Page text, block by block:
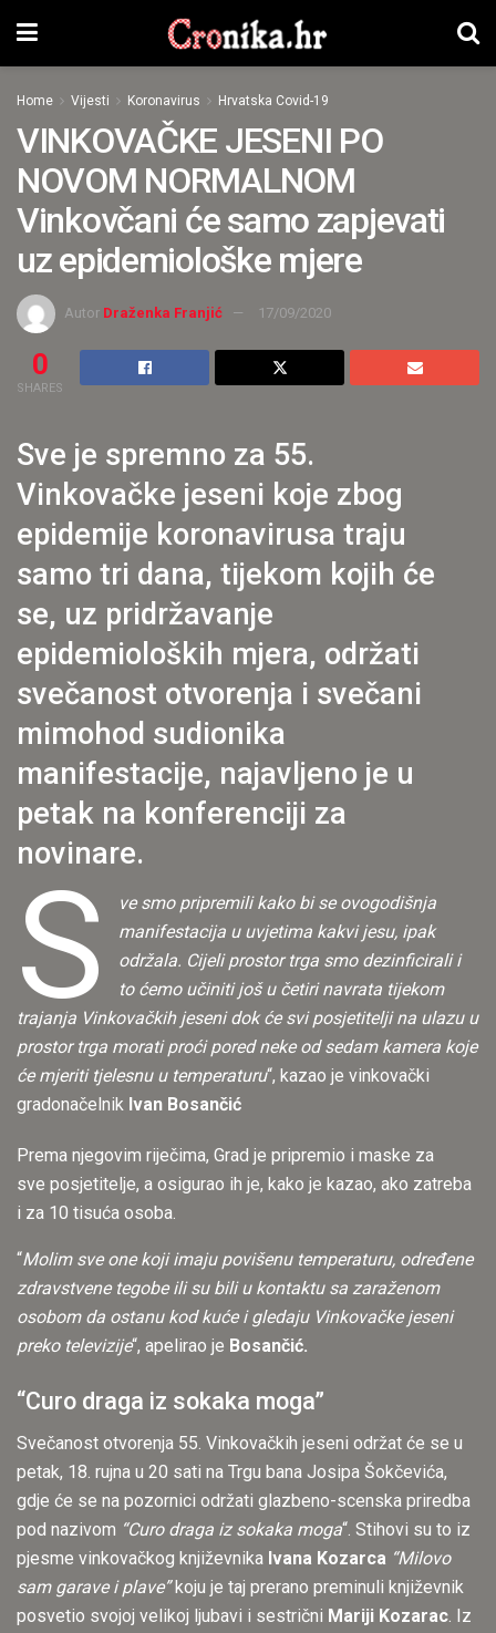
Home Vijesti Koronavirus Hrvatska Covid-19
VINKOVAČKE JESENI PO
NOVOM NORMALNOM
Vinkovčani će samo zapjevati
uz epidemiološke mjere
Autor Draženka Franjić 17/09/2020
0
SHARES
Sve je spremno za 55.
Vinkovačke jeseni koje zbog
epidemije koronavirusa traju
samo tri dana, tijekom kojih će
se, uz pridržavanje
epidemioloških mjera, održati
svečanost otvorenja i svečani
mimohod sudionika
manifestacije, najavljeno je u
petak na konferenciji za
novinare.
S
ve smo pripremili kako bi se ovogodišnja
manifestacija u uvjetima kakvi jesu, ipak
održala. Cijeli prostor trga smo dezinficirali i
to ćemo učiniti još u četiri navrata tijekom
trajanja Vinkovačkih jeseni dok će svi posjetitelji na ulazu u
prostor trga morati proći pored neke od sedam kamera koje
će mjeriti tjelesnu u temperaturu“, kazao je vinkovački
gradonačelnik Ivan Bosančić
Prema njegovim riječima, Grad je pripremio i maske za
sve posjetitelje, a osigurao ih je, kako je kazao, ako zatreba
i za 10 tisuća osoba.
“Molim sve one koji imaju povišenu temperaturu, određene
zdravstvene tegobe ili su bili u kontaktu sa zaraženom
osobom da ostanu kod kuće i gledaju Vinkovačke jeseni
preko televizije“, apelirao je Bosančić.
“Curo draga iz sokaka moga”
Svečanost otvorenja 55. Vinkovačkih jeseni održat će se u
petak, 18. rujna u 20 sati na Trgu bana Josipa Šokčevića,
gdje će se na pozornici održati glazbeno-scenska priredba
pod nazivom “Curo draga iz sokaka moga“. Stihovi su to iz
pjesme vinkovačkog književnika Ivana Kozarca “Milovo
sam garave i plave”koju je taj prerano preminuli književnik
posvetio svojoj velikoj ljubavi i sestrični Mariji Kozarac. Iz